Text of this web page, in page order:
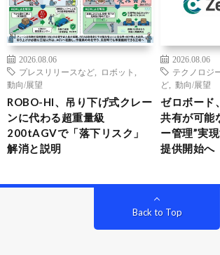
2026.08.06
プレスリリースなど
ロボット
動向/展望
ROBO-HI、吊り下げ式クレー
ンに代わる超重量級
200tAGVで「落下リスク」
解消と説明
2026.08.06
テクノロジ
ど
動向/展望
ゼロボード
共有が可能
ー管理”実
提供開始へ
Back to Top